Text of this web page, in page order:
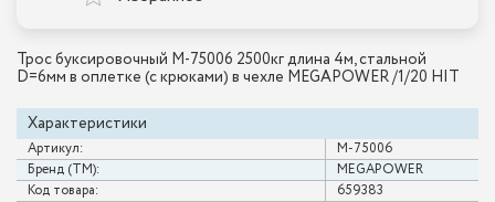
Трос буксировочный M-75006 2500кг длина 4м, стальной
D=6мм в оплетке (с крюками) в чехле MEGAPOWER /1/20 HIT
Характеристики
Артикул:
M-75006
Бренд (ТМ):
MEGAPOWER
Код товара:
659383